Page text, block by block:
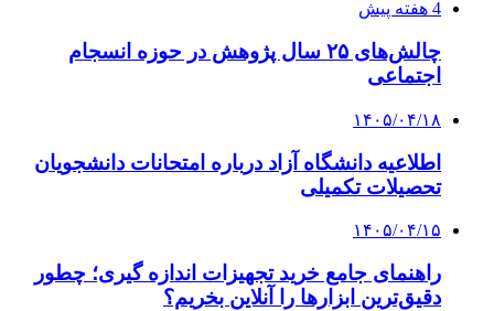
4 هفته پیش
چالش‌های ۲۵ سال پژوهش در حوزه انسجام
اجتماعی
۱۴۰۵/۰۴/۱۸
اطلاعیه دانشگاه آزاد درباره امتحانات دانشجویان
تحصیلات تکمیلی
۱۴۰۵/۰۴/۱۵
راهنمای جامع خرید تجهیزات اندازه گیری؛ چطور
دقیق‌ترین ابزارها را آنلاین بخریم؟